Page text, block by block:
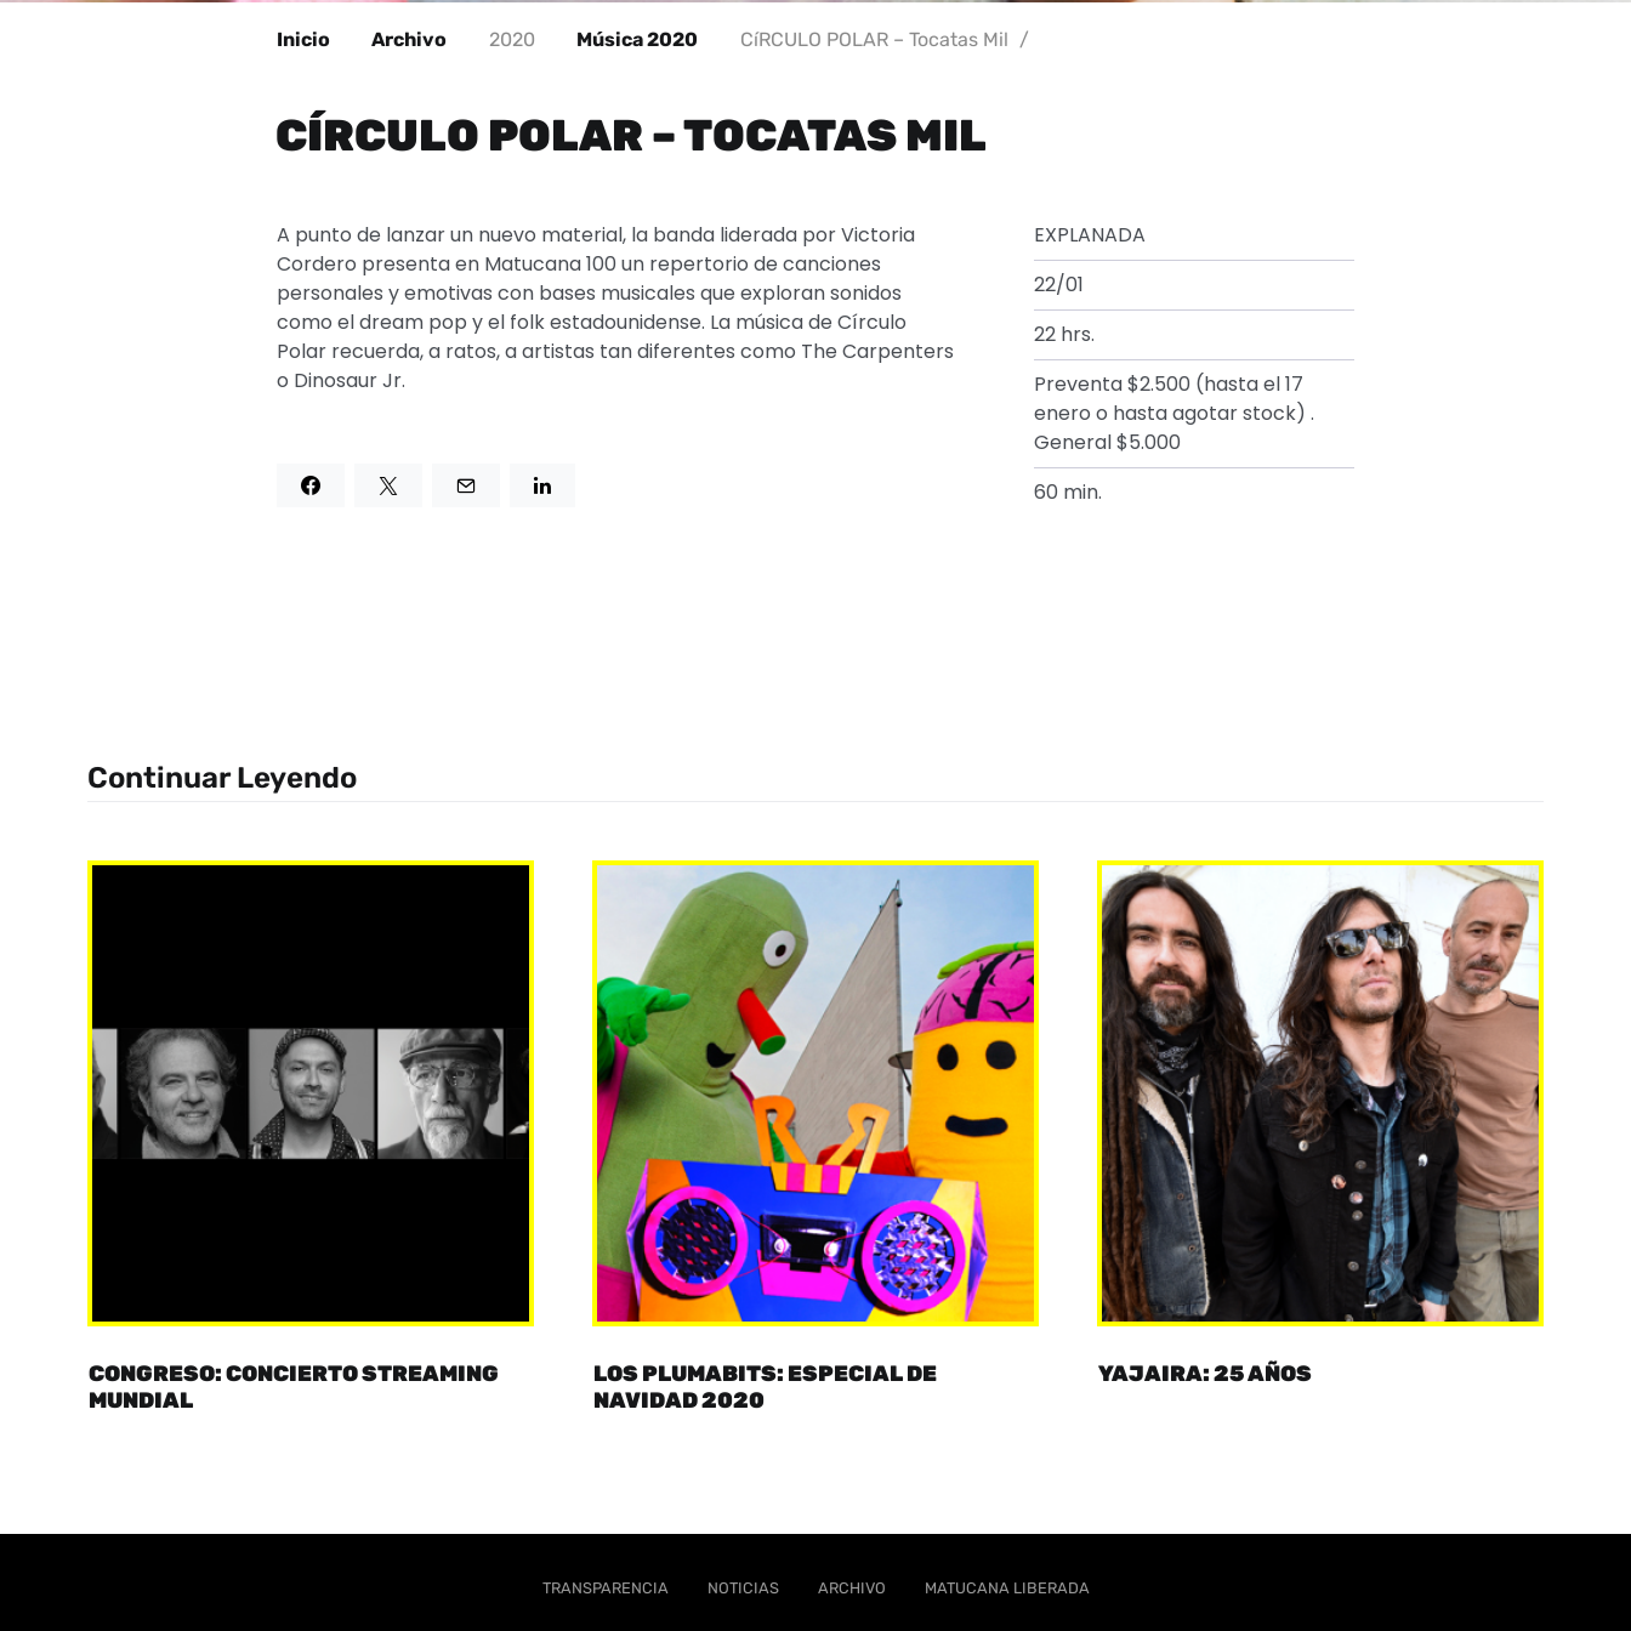
Inicio Archivo 2020 Música 2020 CíRCULO POLAR – Tocatas Mil /
CÍRCULO POLAR – TOCATAS MIL
A punto de lanzar un nuevo material, la banda liderada por Victoria
Cordero presenta en Matucana 100 un repertorio de canciones
personales y emotivas con bases musicales que exploran sonidos
como el dream pop y el folk estadounidense. La música de Círculo
Polar recuerda, a ratos, a artistas tan diferentes como The Carpenters
o Dinosaur Jr.
EXPLANADA
22/01
22 hrs.
Preventa $2.500 (hasta el 17
enero o hasta agotar stock) .
General $5.000
60 min.
Continuar Leyendo
CONGRESO: CONCIERTO STREAMING
MUNDIAL
LOS PLUMABITS: ESPECIAL DE
NAVIDAD 2020
YAJAIRA: 25 AÑOS
TRANSPARENCIA NOTICIAS ARCHIVO MATUCANA LIBERADA